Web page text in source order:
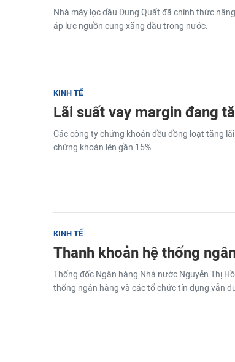
Nhà máy lọc dầu Dung Quất đã chính thức
áp lực nguồn cung xăng dầu trong nước.
KINH TẾ
Lãi suất vay margin đang
Các công ty chứng khoán đều đồng loạt tăng
chứng khoán lên gần 15%.
KINH TẾ
Thanh khoản hệ thống
Thống đốc Ngân hàng Nhà nước Nguyễn Thị
thống ngân hàng và các tổ chức tín dụng vẫn